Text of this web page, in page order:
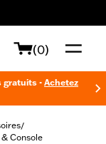
(0)
gratuits - Achetez
/
Console